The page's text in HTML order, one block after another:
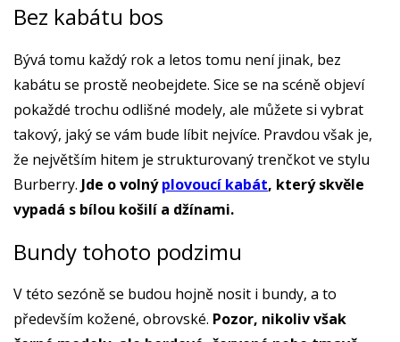
Bez kabátu bos
Bývá tomu každý rok a letos tomu není jinak, bez
kabátu se prostě neobejdete. Sice se na scéně objeví
pokaždé trochu odlišné modely, ale můžete si vybrat
takový, jaký se vám bude líbit nejvíce. Pravdou však je,
že největším hitem je strukturovaný trenčkot ve stylu
Burberry. Jde o volnýplovoucí kabát, který skvěle
vypadá s bílou košilí a džínami.
Bundy tohoto podzimu
V této sezóně se budou hojně nosit i bundy, a to
především kožené, obrovské. Pozor, nikoliv však